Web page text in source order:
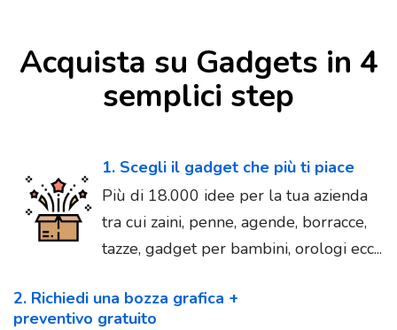
Acquista su Gadgets in 4
semplici step
1. Scegli il gadget che più ti piace
Più di 18.000 idee per la tua azienda
tra cui zaini, penne, agende, borracce,
tazze, gadget per bambini, orologi ecc...
2. Richiedi una bozza grafica +
preventivo gratuito